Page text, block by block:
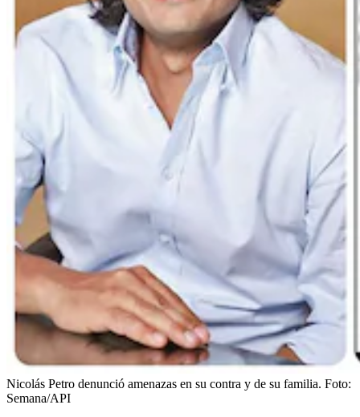
Nicolás Petro denunció amenazas en su contra y de su familia. Foto:
Semana/API